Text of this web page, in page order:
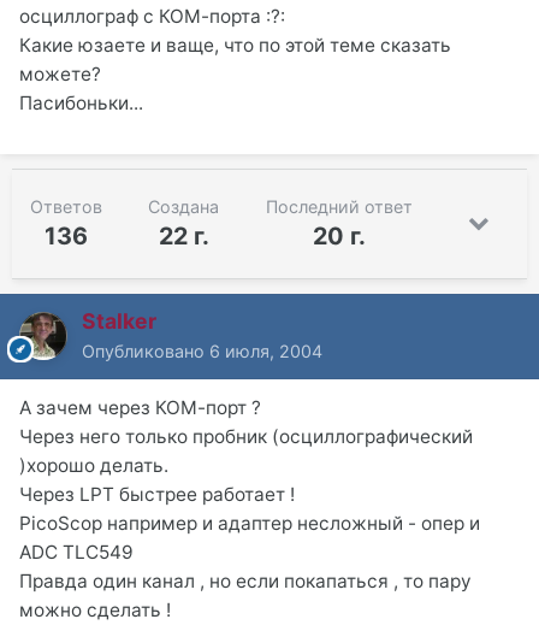
осциллограф с КОМ-порта :?:
Какие юзаете и ваще, что по этой теме сказать
можете?
Пасибоньки...
Ответов
136
Создана
22 г.
Последний ответ
20 г.
Stalker
Опубликовано 6 июля, 2004
А зачем через КОМ-порт ?
Через него только пробник (осциллографический
)хорошо делать.
Через LPT быстрее работает !
PicoScop например и адаптер несложный - опер и
ADC TLC549
Правда один канал , но если покапаться , то пару
можно сделать !